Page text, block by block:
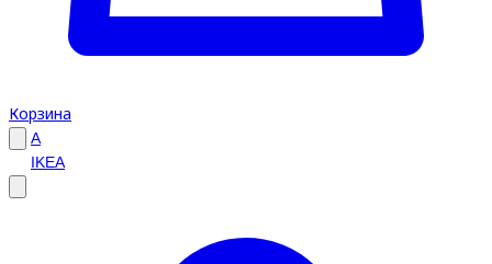
Корзина
A
IKEA